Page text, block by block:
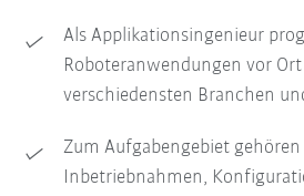
Als Applikationsingenieur
Roboteranwendungen vor
verschiedensten Branchen
Zum Aufgabengebiet gehören
Inbetriebnahmen,